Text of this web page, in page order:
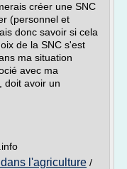
créer une SNC
(personnel et
donc savoir si cela
de la SNC s'est
ma situation
avec ma
doit avoir un
l'agriculture /